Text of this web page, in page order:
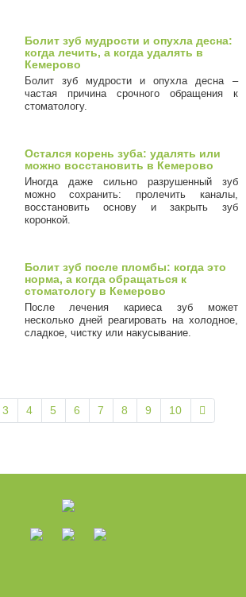
Болит зуб мудрости и опухла десна:
когда лечить, а когда удалять в
Кемерово
Болит зуб мудрости и опухла десна –
частая причина срочного обращения к
стоматологу.
Остался корень зуба: удалять или
можно восстановить в Кемерово
Иногда даже сильно разрушенный зуб
можно сохранить: пролечить каналы,
восстановить основу и закрыть зуб
коронкой.
Болит зуб после пломбы: когда это
норма, а когда обращаться к
стоматологу в Кемерово
После лечения кариеса зуб может
несколько дней реагировать на холодное,
сладкое, чистку или накусывание.
3 4 5 6 7 8 9 10